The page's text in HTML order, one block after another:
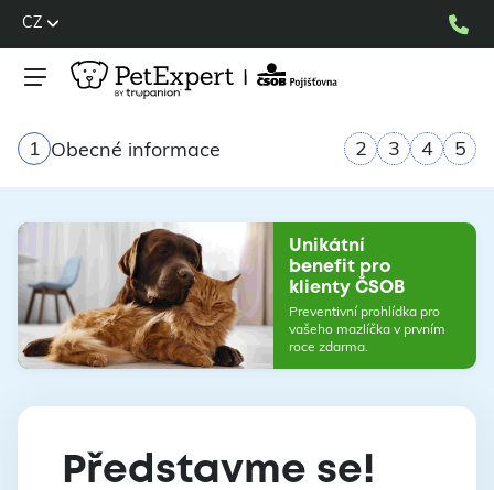
CZ
1 Obecné informace 2 3 4 5
Unikátní
benefit pro
klienty ČSOB
Preventivní prohlídka pro
vašeho mazlíčka v prvním
roce zdarma.
Představme se!